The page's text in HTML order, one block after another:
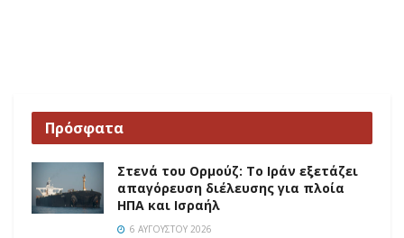
Πρόσφατα
Στενά του Ορμούζ: Το Ιράν εξετάζει
απαγόρευση διέλευσης για πλοία
ΗΠΑ και Ισραήλ
6 ΑΥΓΟΎΣΤΟΥ 2026